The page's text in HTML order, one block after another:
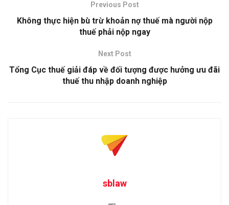
Previous Post
Không thực hiện bù trừ khoản nợ thuế mà người nộp
thuế phải nộp ngay
Next Post
Tổng Cục thuế giải đáp về đối tượng được hưởng ưu đãi
thuế thu nhập doanh nghiệp
sblaw